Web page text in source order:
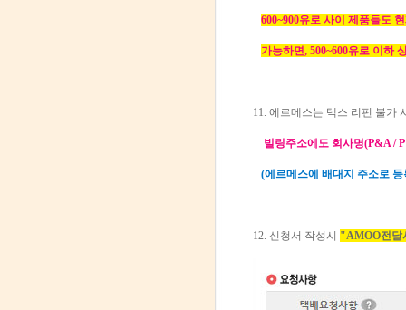
600~900유로 사이 제품들도
가능하면, 500~600유로 이하
11. 에르메스는 택스 리펀 불가
빌링주소에도 회사명(P&A /
(에르메스에 배대지 주소로
12. 신청서 작성시 "AMOO전